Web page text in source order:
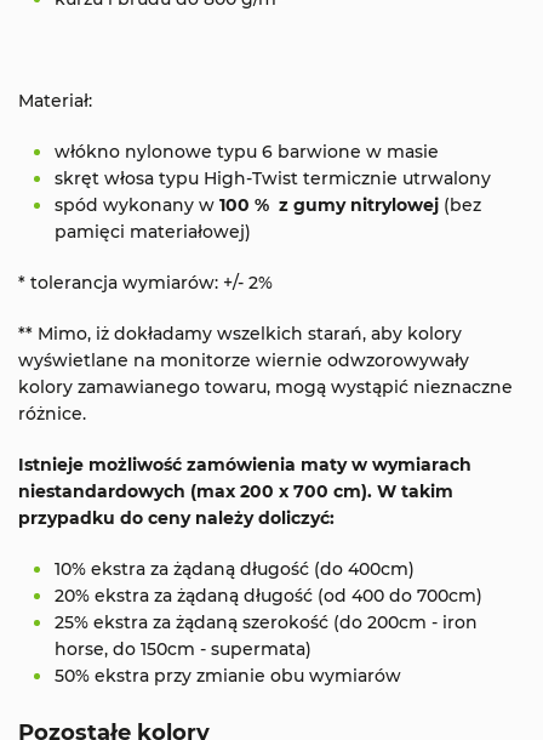
Materiał:
włókno nylonowe typu 6 barwione w masie
skręt włosa typu High-Twist termicznie utrwalony
spód wykonany w 100 % z gumy nitrylowej (bez
pamięci materiałowej)
* tolerancja wymiarów: +/- 2%
** Mimo, iż dokładamy wszelkich starań, aby kolory
wyświetlane na monitorze wiernie odwzorowywały
kolory zamawianego towaru, mogą wystąpić nieznaczne
różnice.
Istnieje możliwość zamówienia maty w wymiarach
niestandardowych (max 200 x 700 cm). W takim
przypadku do ceny należy doliczyć:
10% ekstra za żądaną długość (do 400cm)
20% ekstra za żądaną długość (od 400 do 700cm)
25% ekstra za żądaną szerokość (do 200cm - iron
horse, do 150cm - supermata)
50% ekstra przy zmianie obu wymiarów
Pozostałe kolory